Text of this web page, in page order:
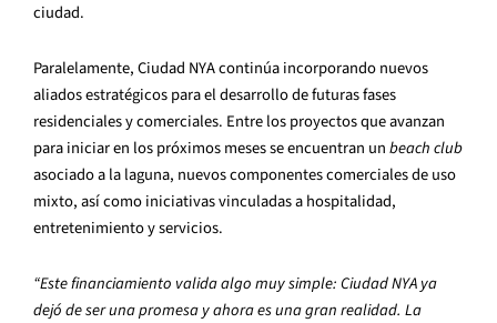
ciudad.
Paralelamente, Ciudad NYA continúa incorporando nuevos
aliados estratégicos para el desarrollo de futuras fases
residenciales y comerciales. Entre los proyectos que avanzan
para iniciar en los próximos meses se encuentran unbeach club
asociado a la laguna, nuevos componentes comerciales de uso
mixto, así como iniciativas vinculadas a hospitalidad,
entretenimiento y servicios.
“Este financiamiento valida algo muy simple: Ciudad NYA ya
dejó de ser una promesa y ahora es una gran realidad. La